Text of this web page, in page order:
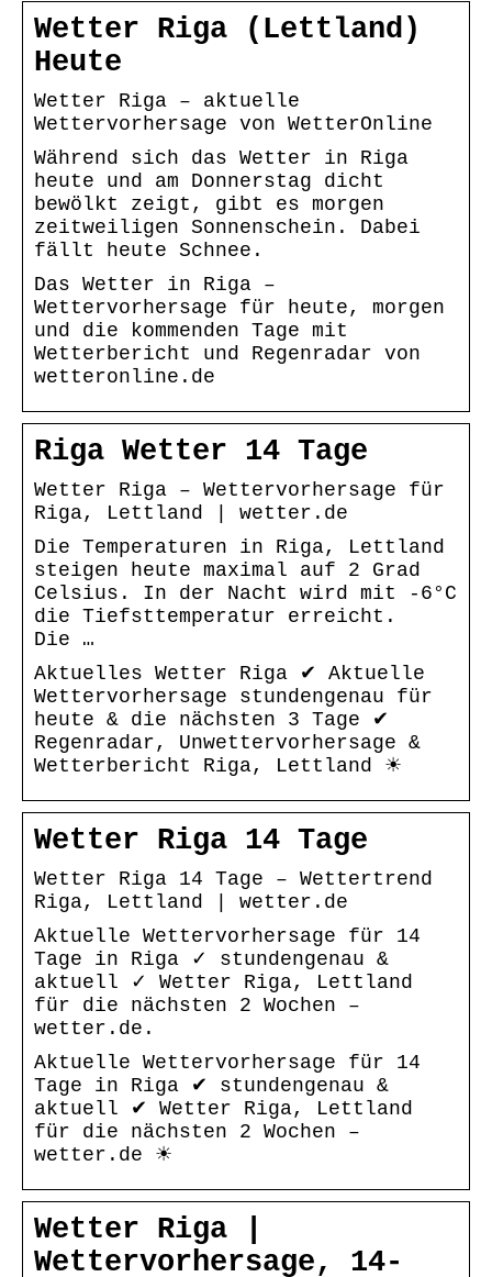
Wetter Riga (Lettland)
Heute
Wetter Riga – aktuelle
Wettervorhersage von WetterOnline
Während sich das Wetter in Riga
heute und am Donnerstag dicht
bewölkt zeigt, gibt es morgen
zeitweiligen Sonnenschein. Dabei
fällt heute Schnee.
Das Wetter in Riga –
Wettervorhersage für heute, morgen
und die kommenden Tage mit
Wetterbericht und Regenradar von
wetteronline.de
Riga Wetter 14 Tage
Wetter Riga – Wettervorhersage für
Riga, Lettland | wetter.de
Die Temperaturen in Riga, Lettland
steigen heute maximal auf 2 Grad
Celsius. In der Nacht wird mit -6°C
die Tiefsttemperatur erreicht.
Die …
Aktuelles Wetter Riga ✔ Aktuelle
Wettervorhersage stundengenau für
heute & die nächsten 3 Tage ✔
Regenradar, Unwettervorhersage &
Wetterbericht Riga, Lettland ☀
Wetter Riga 14 Tage
Wetter Riga 14 Tage – Wettertrend
Riga, Lettland | wetter.de
Aktuelle Wettervorhersage für 14
Tage in Riga ✓ stundengenau &
aktuell ✓ Wetter Riga, Lettland
für die nächsten 2 Wochen –
wetter.de.
Aktuelle Wettervorhersage für 14
Tage in Riga ✔ stundengenau &
aktuell ✔ Wetter Riga, Lettland
für die nächsten 2 Wochen –
wetter.de ☀
Wetter Riga |
Wettervorhersage, 14-